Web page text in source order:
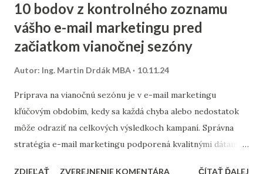
10 bodov z kontrolného zoznamu
vášho e-mail marketingu pred
začiatkom vianočnej sezóny
Autor: Ing. Martin Drdák MBA 10.11.24
Príprava na vianočnú sezónu je v e-mail marketingu
kľúčovým obdobím, kedy sa každá chyba alebo nedostatok
môže odraziť na celkových výsledkoch kampaní. Správna
stratégia e-mail marketingu podporená kvalitnými dátami a
ZDIEĽAŤ ZVEREJNENIE KOMENTÁRA ČÍTAŤ ĎALEJ